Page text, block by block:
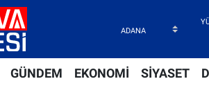
GÜNDEM EKONOMİ SİYASET